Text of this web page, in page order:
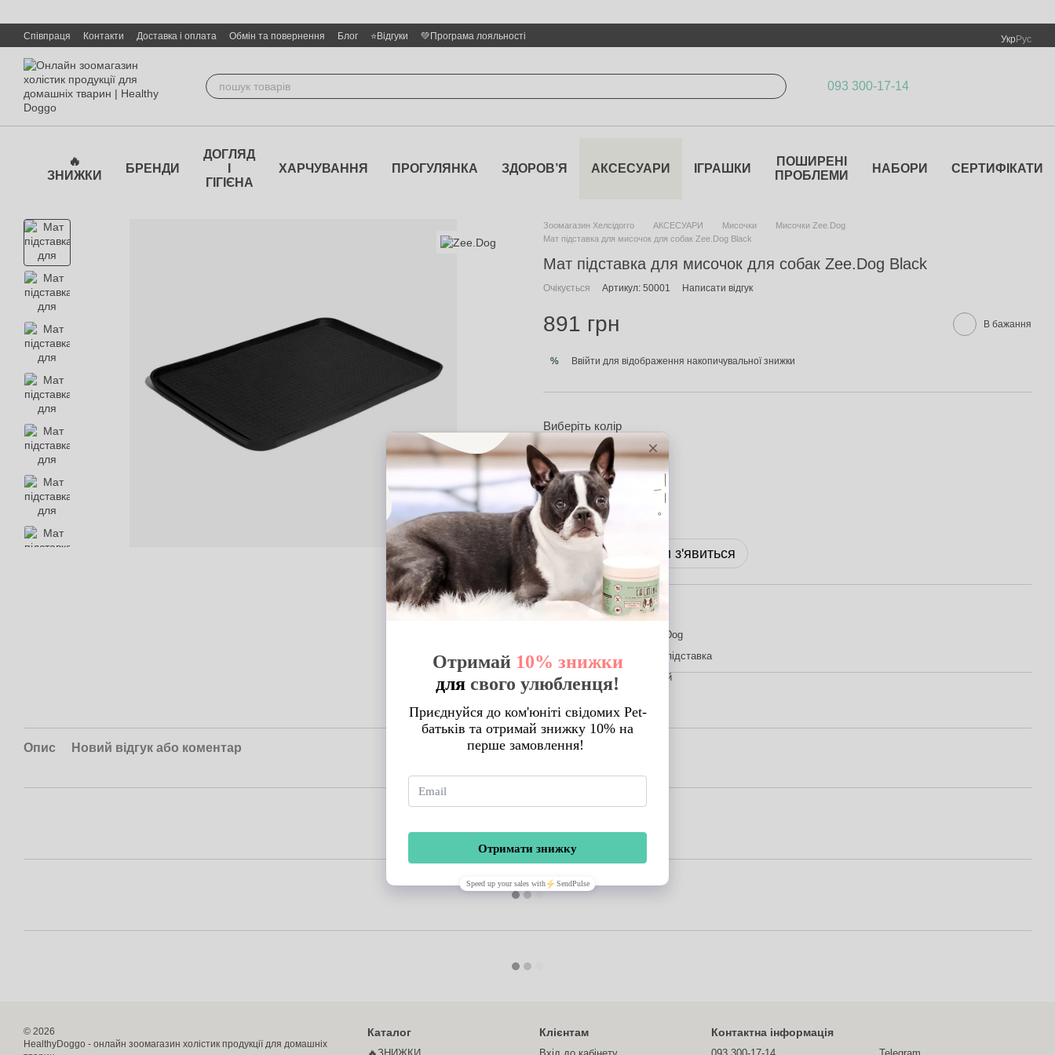
Співпраця Контакти Доставка і оплата Обмін та повернення Блог ⭐Відгуки 💚Програма лояльності Укр Рус
093 300-17-14
🔥
ЗНИЖКИ
БРЕНДИ
ДОГЛЯД
ГІГІЄНА
ХАРЧУВАННЯ ПРОГУЛЯНКА ЗДОРОВ’Я АКСЕСУАРИ ІГРАШКИ
ПОШИРЕНІ
ПРОБЛЕМИ
НАБОРИ СЕРТИФІКАТИ
Зоомагазин Хелсідогго АКСЕСУАРИ Мисочки
Мисочки Zee.Dog
Мат підставка для мисочок для собак Zee.Dog Black
Мат підставка для мисочок для собак Zee.Dog Black
Очікується Артикул: 50001 Написати відгук
891 грн В бажання
% Ввійти для відображення накопичувальної знижки
Виберіть колір
Повідомити, коли з'явиться
Характеристики
Zee.Dog
Тип товару
Мат-підставка
Країна виробник
Китай
Доставка Оплата
Опис Новий відгук або коментар
© 2026
HealthyDoggo - онлайн зоомагазин холістик продукції для домашніх
Каталог Клієнтам Контактна інформація